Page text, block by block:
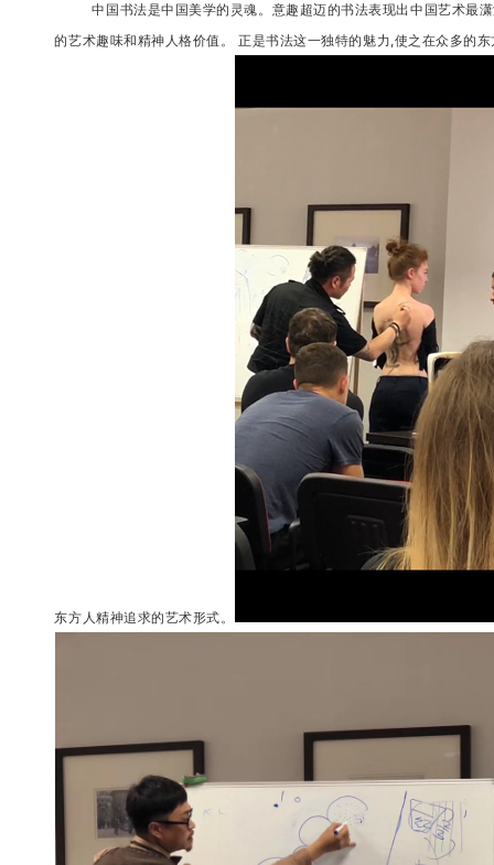
中国书法是中国美学的灵魂。意趣超迈的书法表现出中国艺术最
的艺术趣味和精神人格价值。 正是书法这一独特的魅力,使之在众多的
东方人精神追求的艺术形式。